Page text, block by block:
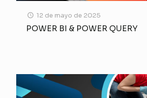
12 de mayo de 2025
POWER BI & POWER QUERY